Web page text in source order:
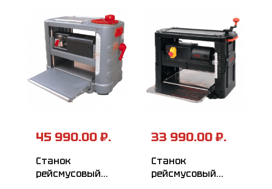
45 990.00 ₽.
Станок
рейсмусовый
33 990.00 ₽.
Станок
рейсмусовый